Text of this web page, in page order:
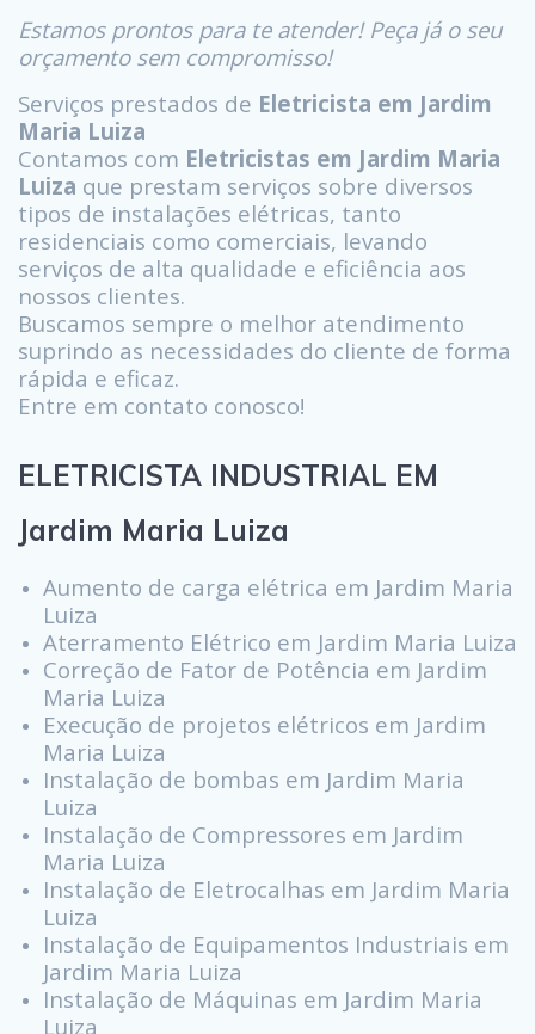
Estamos prontos para te atender! Peça já o seu
orçamento sem compromisso!
Serviços prestados de Eletricista em Jardim
Maria Luiza
Contamos com Eletricistas em Jardim Maria
Luiza que prestam serviços sobre diversos
tipos de instalações elétricas, tanto
residenciais como comerciais, levando
serviços de alta qualidade e eficiência aos
nossos clientes.
Buscamos sempre o melhor atendimento
suprindo as necessidades do cliente de forma
rápida e eficaz.
Entre em contato conosco!
ELETRICISTA INDUSTRIAL EM
Jardim Maria Luiza
Aumento de carga elétrica em Jardim Maria
Luiza
Aterramento Elétrico em Jardim Maria Luiza
Correção de Fator de Potência em Jardim
Maria Luiza
Execução de projetos elétricos em Jardim
Maria Luiza
Instalação de bombas em Jardim Maria
Luiza
Instalação de Compressores em Jardim
Maria Luiza
Instalação de Eletrocalhas em Jardim Maria
Luiza
Instalação de Equipamentos Industriais em
Jardim Maria Luiza
Instalação de Máquinas em Jardim Maria
Luiza